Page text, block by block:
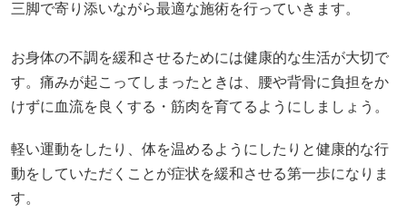
三脚で寄り添いながら最適な施術を行っていきます。
お身体の不調を緩和させるためには健康的な生活が大切で
す。痛みが起こってしまったときは、腰や背骨に負担をか
けずに血流を良くする・筋肉を育てるようにしましょう。
軽い運動をしたり、体を温めるようにしたりと健康的な行
動をしていただくことが症状を緩和させる第一歩になりま
す。